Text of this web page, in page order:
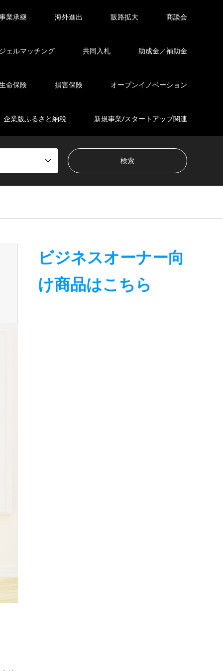
業承継 海外進出 販路拡大 商談会
ェルマッチング 共同入札 助成金／補助金
命保険 損害保険 オープンイノベーション
企業版ふるさと納税 新規事業/スタートアップ関連
ビジネスオーナー向
け商品はこちら